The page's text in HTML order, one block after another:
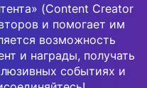
(Content Creator
и помогает им
возможность
и награды, получать
событиях и